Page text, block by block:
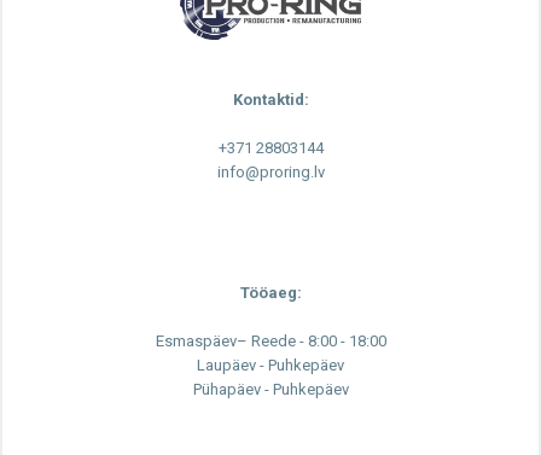
Kontaktid:
+371 28803144
info@proring.lv
Tööaeg:
Esmaspäev– Reede - 8:00 - 18:00
Laupäev - Puhkepäev
Pühapäev - Puhkepäev